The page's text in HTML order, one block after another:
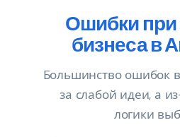
Ошибки
бизнеса в
Большинство ошибок
за слабой идеи, а
логики